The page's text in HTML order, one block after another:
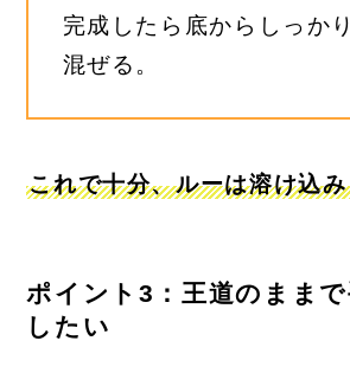
完成したら底からしっか
混ぜる。
これで十分、ルーは溶け込
ポイント3：王道のまま
したい